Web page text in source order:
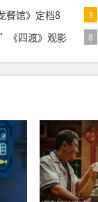
餐馆》定档8
3
《四渡》观影
8